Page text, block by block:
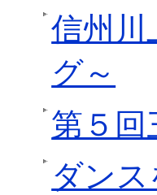
信州川
グ～
第５回
ダン